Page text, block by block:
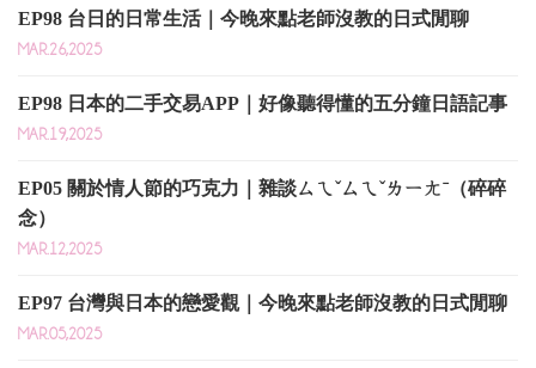
EP98 台日的日常生活｜今晚來點老師沒教的日式閒聊
MAR.26,2025
EP98 日本的二手交易APP｜好像聽得懂的五分鐘日語記事
MAR.19,2025
EP05 關於情人節的巧克力｜雜談ㄙㄟˇㄙㄟˇㄌㄧㄤˉ（碎碎
念）
MAR.12,2025
EP97 台灣與日本的戀愛觀｜今晚來點老師沒教的日式閒聊
MAR.05,2025